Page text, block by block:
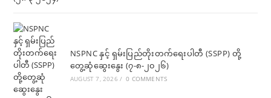
NSPNC နှင့် ရှမ်းပြည်တိုးတက်ရေးပါတီ (SSPP) တို့
တွေ့ဆုံဆွေးနွေး (၇-၈-၂၀၂၆)
AUGUST 7, 2026 / 0 COMMENTS